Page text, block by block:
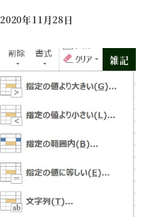
2020年11月28日
雑記